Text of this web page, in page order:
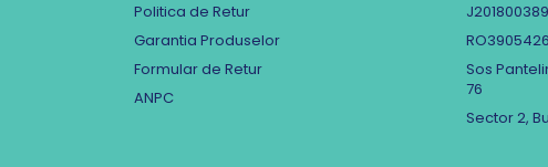
Politica de Retur
Garantia Produselor
Formular de Retur
ANPC
Sos
76
Sector 2,